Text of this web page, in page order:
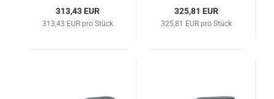
313,43 EUR
313,43 EUR pro Stück
325,81 EUR
325,81 EUR pro Stück